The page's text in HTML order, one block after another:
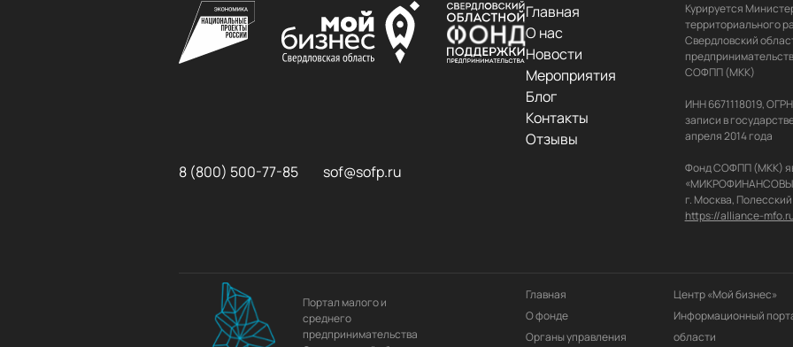
8 (800) 500-77-85 sof@sofp.ru
Главная
О нас
Новости
Мероприятия
Блог
Контакты
Отзывы
Курируется
территориального
Свердловский
СОФПП (МКК)
ИНН 6671118019,
записи в
апреля 2014 года
Фонд СОФПП (МКК)
«МИКРОФИНАНСОВЫЙ
https://alliance-
Портал малого и
среднего
предпринимательства
Главная
О фонде
Органы управления
Центр «Мой бизнес»
Информационный
области